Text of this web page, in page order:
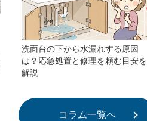
洗面台の下から水漏れする原因
は？応急処置と修理を頼む目安を
解説
コラム一覧へ